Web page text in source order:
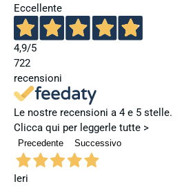
Eccellente
4,9/5
722
recensioni
Le nostre recensioni a 4 e 5 stelle.
Clicca qui per leggerle tutte >
Precedente Successivo
Ieri